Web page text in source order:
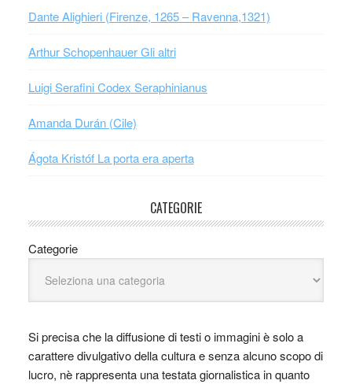
Dante Alighieri (Firenze, 1265 – Ravenna,1321)
Arthur Schopenhauer Gli altri
Luigi Serafini Codex Seraphinianus
Amanda Durán (Cile)
Ágota Kristóf La porta era aperta
CATEGORIE
Categorie
Si precisa che la diffusione di testi o immagini è solo a
carattere divulgativo della cultura e senza alcuno scopo di
lucro, nè rappresenta una testata giornalistica in quanto